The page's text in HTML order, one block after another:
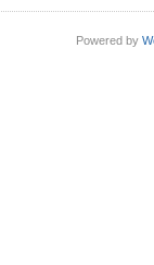
Powered by